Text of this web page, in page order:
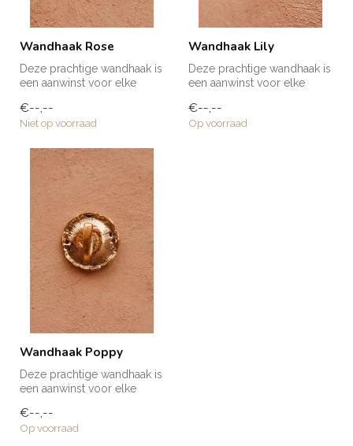
Wandhaak Rose
Deze prachtige wandhaak is
een aanwinst voor elke
handd...
€--,--
Niet op voorraad
Wandhaak Lily
Deze prachtige wandhaak is
een aanwinst voor elke
handd...
€--,--
Op voorraad
Wandhaak Poppy
Deze prachtige wandhaak is
een aanwinst voor elke
handd...
€--,--
Op voorraad